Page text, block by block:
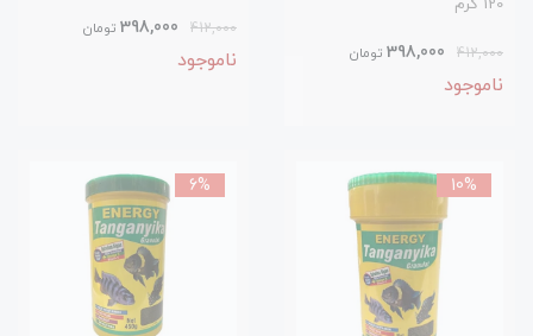
120 گرم
412,000
398,000 تومان
ناموجود
412,000
398,000 تومان
ناموجود
10%
6%